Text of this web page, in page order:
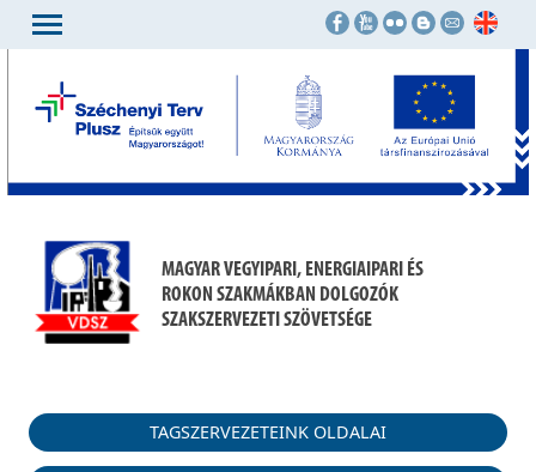
MAGYAR VEGYIPARI, ENERGIAIPARI ÉS
ROKON SZAKMÁKBAN DOLGOZÓK
SZAKSZERVEZETI SZÖVETSÉGE
TAGSZERVEZETEINK OLDALAI